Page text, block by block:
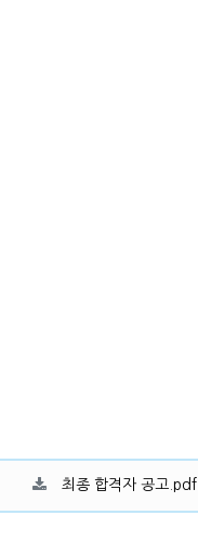
최종 합격자 공고.pdf